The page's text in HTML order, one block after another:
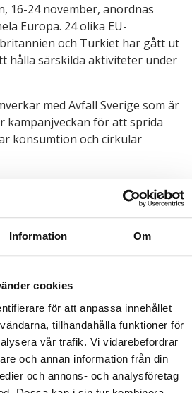
Information Om
cookies
för att anpassa innehållet
tillhandahålla funktioner för
vår trafik. Vi vidarebefordrar
och annan information från din
och annons- och analysföretag
16-24 november, anordnas
Europa. 24 olika EU-
och Turkiet har gått ut
hålla särskilda aktiviteter under
med Avfall Sverige som är
kampanjveckan för att sprida
konsumtion och cirkulär
är matavfall. Visste du
som produceras i världen äts
svenska hushåll cirka 15 kilo
soporna. Att ta lagom mycket på
sina matrester är den allra
återvinningstips
på Facebook, där medarbetarna
tips på källsortering och åte…